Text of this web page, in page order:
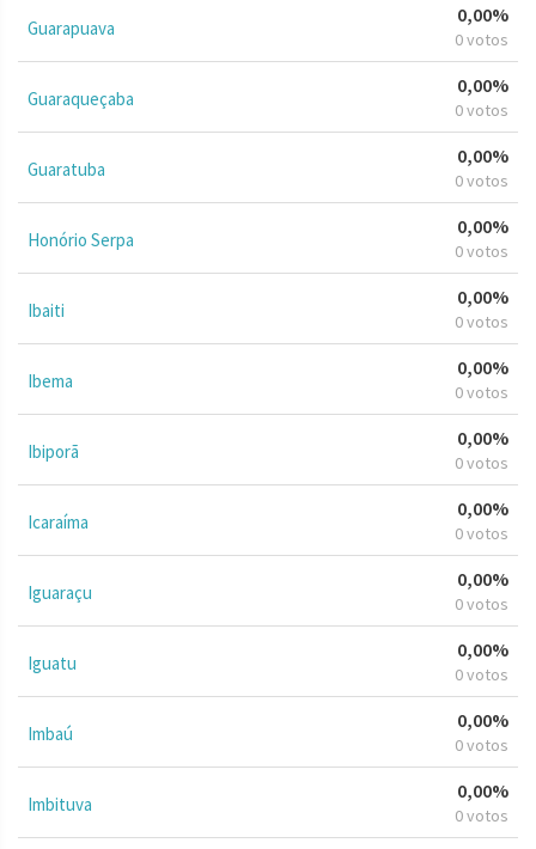
Guarapuava
0,00%
0 votos
Guaraqueçaba
0,00%
0 votos
Guaratuba
0,00%
0 votos
Honório Serpa
0,00%
0 votos
Ibaiti
0,00%
0 votos
Ibema
0,00%
0 votos
Ibiporã
0,00%
0 votos
Icaraíma
0,00%
0 votos
Iguaraçu
0,00%
0 votos
Iguatu
0,00%
0 votos
Imbaú
0,00%
0 votos
Imbituva
0,00%
0 votos